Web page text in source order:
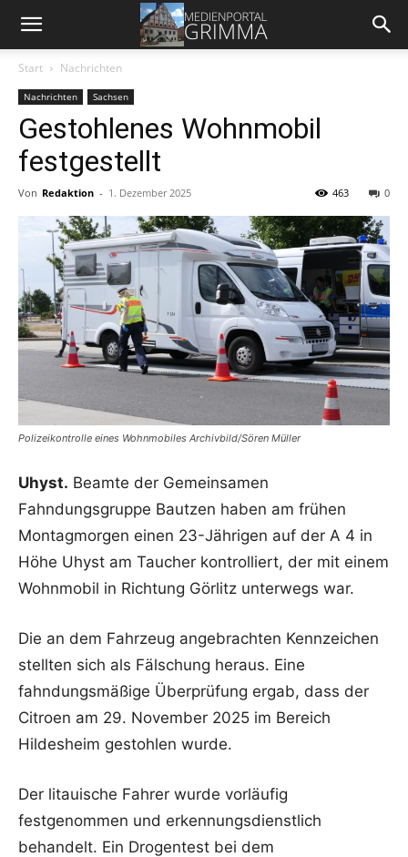
Start Nachrichten
Nachrichten Sachsen
Gestohlenes Wohnmobil
festgestellt
Von Redaktion - 1. Dezember 2025 0
463
Polizeikontrolle eines Wohnmobiles Archivbild/Sören Müller
Uhyst. Beamte der Gemeinsamen
Fahndungsgruppe Bautzen haben am frühen
Montagmorgen einen 23-Jährigen auf der A 4 in
Höhe Uhyst am Taucher kontrolliert, der mit einem
Wohnmobil in Richtung Görlitz unterwegs war.
Die an dem Fahrzeug angebrachten Kennzeichen
stellten sich als Fälschung heraus. Eine
fahndungsmäßige Überprüfung ergab, dass der
Citroen am 29. November 2025 im Bereich
Hildesheim gestohlen wurde.
Der litauische Fahrer wurde vorläufig
festgenommen und erkennungsdienstlich
behandelt. Ein Drogentest bei dem